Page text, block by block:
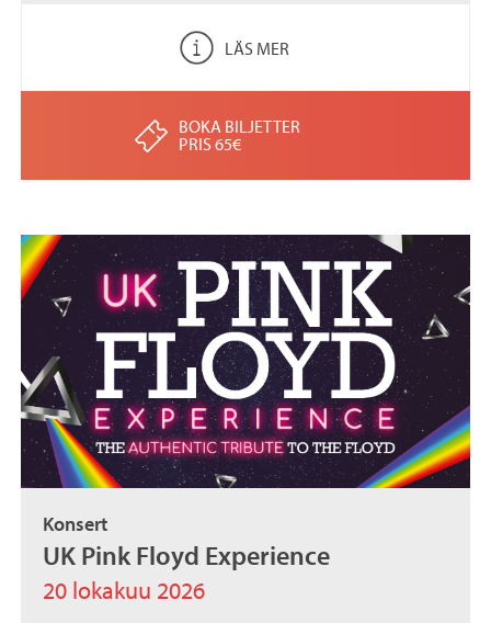
LÄS MER
BOKA BILJETTER
PRIS 65€
Konsert
UK Pink Floyd Experience
20 lokakuu 2026